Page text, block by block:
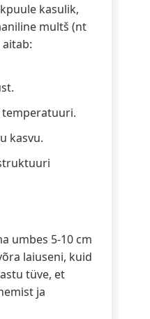
kasulik,
multš (nt
temperatuuri.
kasvu.
umbes 5-10 cm
laiuseni, kuid
tüve, et
ja